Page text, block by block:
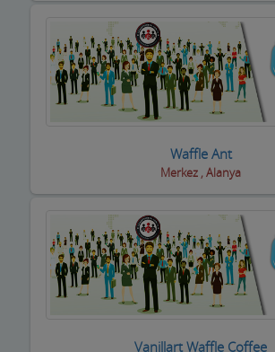
Waffle Ant
Merkez , Alanya
Vanillart Waffle Coffee